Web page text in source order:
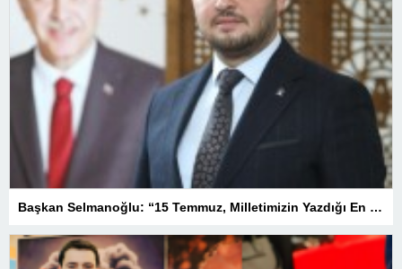
Başkan Selmanoğlu: “15 Temmuz, Milletimizin Yazdığı En Büyük Demokrasi Destanlarından Biridir”